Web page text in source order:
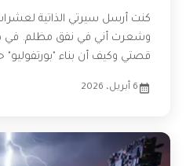
كنت أرسل سيرتي الذاتية
وشعرت أني في نفق مظلم. في
قصتي وكيف أن بناء "بورتفوليو"
6 أبريل، 2026